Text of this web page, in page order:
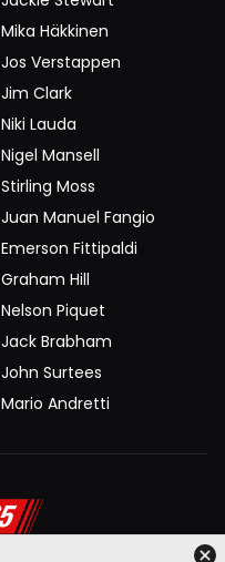
Mika Häkkinen
Jos Verstappen
Jim Clark
Niki Lauda
Nigel Mansell
Stirling Moss
Juan Manuel Fangio
Emerson Fittipaldi
Graham Hill
Nelson Piquet
Jack Brabham
John Surtees
Mario Andretti